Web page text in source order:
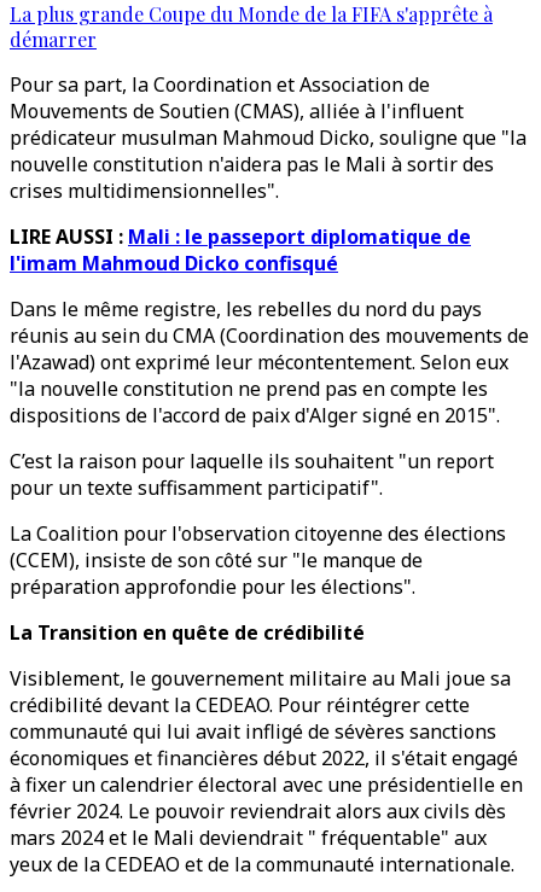
La plus grande Coupe du Monde de la FIFA s'apprête à
démarrer
Pour sa part, la Coordination et Association de
Mouvements de Soutien (CMAS), alliée à l'influent
prédicateur musulman Mahmoud Dicko, souligne que "la
nouvelle constitution n'aidera pas le Mali à sortir des
crises multidimensionnelles".
LIRE AUSSI : Mali : le passeport diplomatique de
l'imam Mahmoud Dicko confisqué
Dans le même registre, les rebelles du nord du pays
réunis au sein du CMA (Coordination des mouvements de
l'Azawad) ont exprimé leur mécontentement. Selon eux
"la nouvelle constitution ne prend pas en compte les
dispositions de l'accord de paix d'Alger signé en 2015".
C’est la raison pour laquelle ils souhaitent "un report
pour un texte suffisamment participatif".
La Coalition pour l'observation citoyenne des élections
(CCEM), insiste de son côté sur "le manque de
préparation approfondie pour les élections".
La Transition en quête de crédibilité
Visiblement, le gouvernement militaire au Mali joue sa
crédibilité devant la CEDEAO. Pour réintégrer cette
communauté qui lui avait infligé de sévères sanctions
économiques et financières début 2022, il s'était engagé
à fixer un calendrier électoral avec une présidentielle en
février 2024. Le pouvoir reviendrait alors aux civils dès
mars 2024 et le Mali deviendrait " fréquentable" aux
yeux de la CEDEAO et de la communauté internationale.